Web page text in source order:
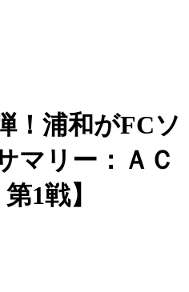
！浦和がFCソ
マリー：ＡＣ
1戦】